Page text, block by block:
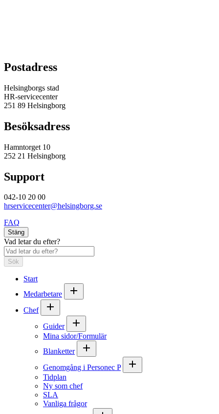
Postadress
Helsingborgs stad
HR-servicecenter
251 89 Helsingborg
Besöksadress
Hamntorget 10
252 21 Helsingborg
Support
042-10 20 00
hrservicecenter@helsingborg.se
FAQ
Stäng
Vad letar du efter?
Sök
Start
Medarbetare
Chef
Guider
Mina sidor/Formulär
Blanketter
Genomgång i Personec P
Tidplan
Ny som chef
SLA
Vanliga frågor